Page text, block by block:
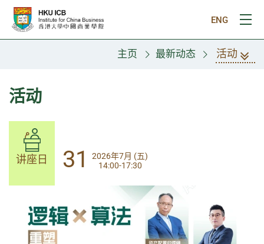
跳往主要内容
ENG
打
主页 最新动态 活动
活动
讲座日 14
2026年8月 (五)
13:30-17:00
讲座日 31
2026年7月 (五)
14:00-17:30